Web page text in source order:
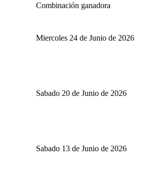
Combinación ganadora
Miercoles 24 de Junio de 2026
Sabado 20 de Junio de 2026
Sabado 13 de Junio de 2026